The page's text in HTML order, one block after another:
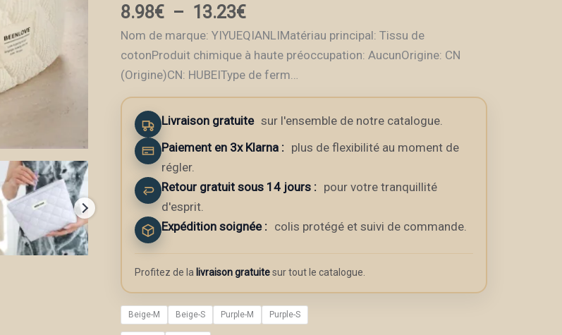
8.98€ – 13.23€Plage
de
prix :
8.98€
Nom de marque: YIYUEQIANLIMatériau principal: Tissu de
cotonProduit chimique à haute préoccupation: AucunOrigine: CN
(Origine)CN: HUBEIType de ferm…
Livraison gratuite sur l'ensemble de notre catalogue.
Paiement en 3x Klarna : plus de flexibilité au moment de
régler.
Retour gratuit sous 14 jours : pour votre tranquillité
d'esprit.
Expédition soignée : colis protégé et suivi de commande.
Profitez de la livraison gratuitesur tout le catalogue.
Beige-M Beige-S Purple-M Purple-S